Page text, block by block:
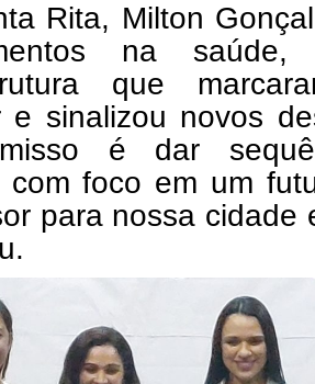
Rita, Milton
na
que
e sinalizou novos
é dar
com foco em um
para nossa cidade